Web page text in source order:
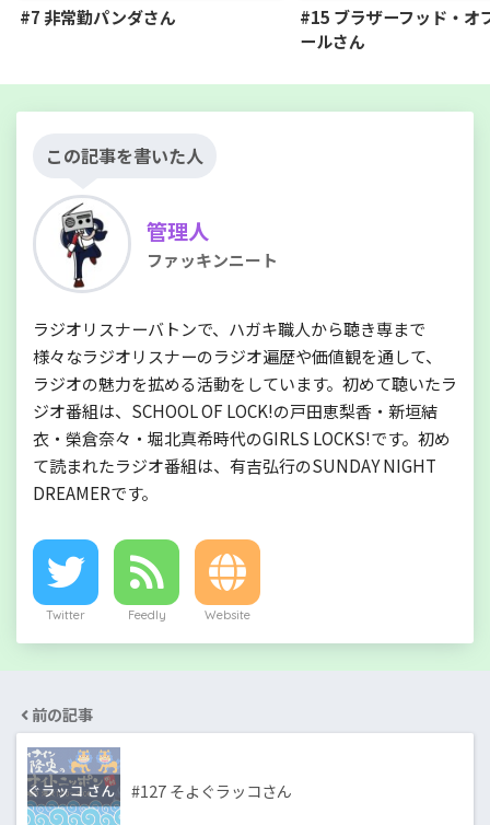
#7 非常勤パンダさん
#15 ブラザーフッド・オ
ールさん
この記事を書いた人
管理人
ファッキンニート
ラジオリスナーバトンで、ハガキ職人から聴き専まで
様々なラジオリスナーのラジオ遍歴や価値観を通して、
ラジオの魅力を拡める活動をしています。初めて聴いたラ
ジオ番組は、SCHOOL OF LOCK!の戸田恵梨香・新垣結
衣・榮倉奈々・堀北真希時代のGIRLS LOCKS!です。初め
て読まれたラジオ番組は、有吉弘行のSUNDAY NIGHT
DREAMERです。
Twitter Feedly Website
前の記事
#127 そよぐラッコさん